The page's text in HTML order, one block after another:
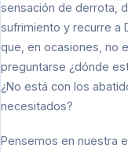
sensación de derrota,
sufrimiento y recurre a
que, en ocasiones, no
preguntarse ¿dónde
¿No está con los
necesitados?
Pensemos en nuestra